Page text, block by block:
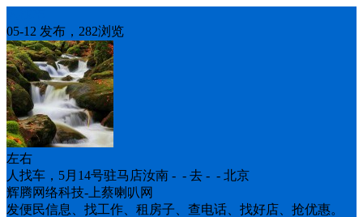
05-12 发布，282浏览
左右
人找车，5月14号驻马店汝南 - - 去 - - 北京
辉腾网络科技-上蔡喇叭网
发便民信息、找工作、租房子、查电话、找好店、抢优惠。